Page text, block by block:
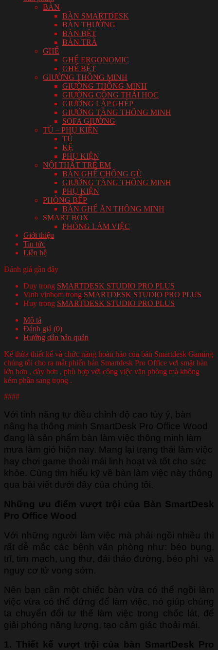
BÀN
BÀN SMARTDESK
BÀN THƯỜNG
BÀN BỆT
BÀN TRÀ
GHẾ
GHẾ ERGONOMIC
GHẾ BỆT
GIƯỜNG THÔNG MINH
GIƯỜNG THÔNG MINH
GIƯỜNG CÔNG THÁI HỌC
GIƯỜNG LẮP GHÉP
GIƯỜNG TẦNG THÔNG MINH
SOFA GIƯỜNG
TỦ – PHỤ KIỆN
TỦ
KỆ
PHỤ KIỆN
NỘI THẤT TRẺ EM
BÀN GHẾ CHỐNG GÙ
GIƯỜNG TẦNG THÔNG MINH
PHỤ KIỆN
PHÒNG BẾP
BÀN GHẾ ĂN THÔNG MINH
SMART BOX
PHÒNG LÀM VIỆC
Giới thiệu
Tin tức
Liên hệ
Đánh giá gần đây
Duy trong SMARTDESK STUDIO PRO PLUS
Vinh vinhom trong SMARTDESK STUDIO PRO PLUS
Huy trong SMARTDESK STUDIO PRO PLUS
Mô tả
Đánh giá (0)
Hướng dẫn bảo quản
Kế thừa thiết kế và chức năng hoàn hảo của bản Smartdesk Gaming
chúng tôi cho ra mắt phiển bản Smartdesk Pro Office vơi smặt bàn
lớn hơn , dày hơn , phù hợp với công việc văn phòng mà không
kém phần sang trọng .
####
Với tính năng tự điều chỉnh độ cao tùy ý, bàn
nâng hạ thông minh SmartDesk Pro Office Wood
đang là sản phẩm bàn làm việc thông minh làm
mưa làm gió hiện nay. Mang lại trạng thái làm việc
hay chơi game thoải mái linh hoạt và tốt cho sức
khỏe. Cùng tìm hiểu kỹ về bàn làm việc này thông
qua bài viết dưới đây của chúng tôi.
Những ưu điểm vượt trội của Bàn SmartDesk
Pro Office Wood
Với những người làm việc mà phải ngồi nhiều thì
rất dễ mắc các bệnh văn phòng như: béo bụng,
trĩ, tim mạch, ung thư, đái tháo đường, béo phì và
nguy cơ tử vong sớm.
Nên bạn cần một chiếc bàn vừa có thể ngồi làm
việc vừa có thể đứng để làm việc, nó giúp chúng
ta chuyển đổi tư thế làm việc trong chốc lát, để
giải phóng năng lượng, tạo cảm giác thoải mái.
1. Thiết kế vượt trội của bàn SmartDesk Pro